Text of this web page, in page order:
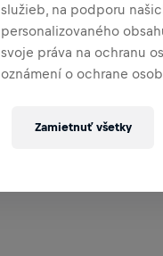
služieb, na podporu
personalizovaného
svoje práva na ochranu
oznámení o ochrane
Zamietnuť všetky